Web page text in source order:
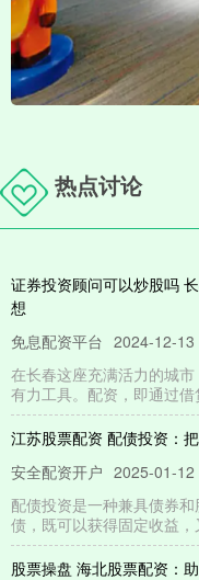
热点讨论
证券投资顾问可以炒股吗
想
免息配资平台 2024-12-13
在长春这座充满活力的城
有力工具。配资，即通过
江苏股票配资 配债投资：
安全配资开户 2025-01-12
配债投资是一种兼具债券
债，既可以获得固定收益
股票操盘 海北股票配资：